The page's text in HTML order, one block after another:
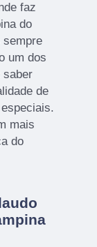
faz
do
sempre
um dos
saber
de
mais
do